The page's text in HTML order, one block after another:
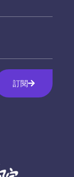
訂閱